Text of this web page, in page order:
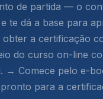
de partida — o
te dá a base para
a certificação
do curso on-line
→ Comece pelo e-
para a